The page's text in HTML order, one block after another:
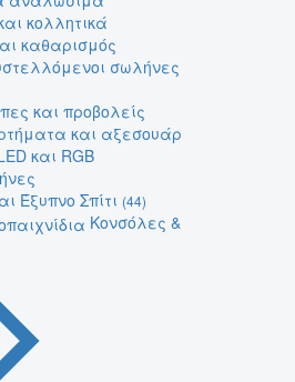
κολλητικά
καθαρισμός
σωλήνες
και προβολείς
και αξεσουάρ
και RGB
Έξυπνο Σπίτι (44)
Κονσόλες &